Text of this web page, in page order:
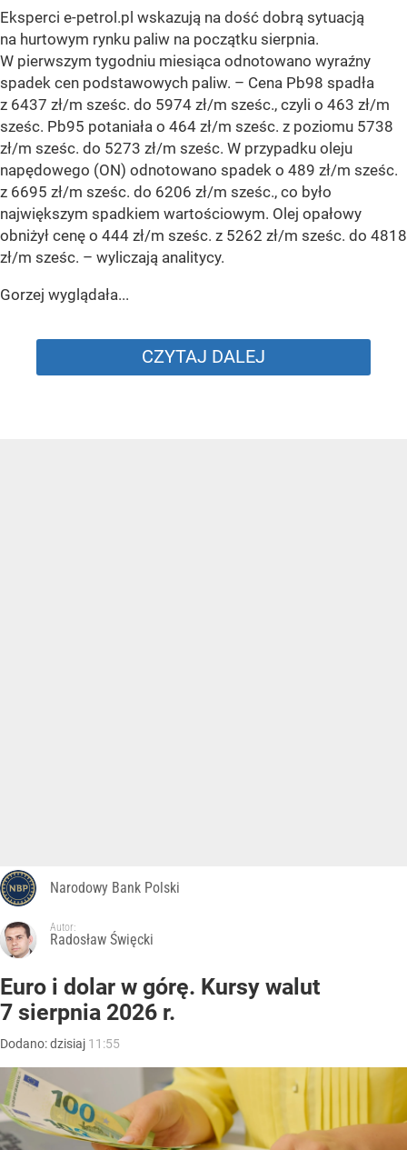
Eksperci e-petrol.pl wskazują na dość dobrą sytuacją
na hurtowym rynku paliw na początku sierpnia.
W pierwszym tygodniu miesiąca odnotowano wyraźny
spadek cen podstawowych paliw. – Cena Pb98 spadła
z 6437 zł/m sześc. do 5974 zł/m sześc., czyli o 463 zł/m
sześc. Pb95 potaniała o 464 zł/m sześc. z poziomu 5738
zł/m sześc. do 5273 zł/m sześc. W przypadku oleju
napędowego (ON) odnotowano spadek o 489 zł/m sześc.
z 6695 zł/m sześc. do 6206 zł/m sześc., co było
największym spadkiem wartościowym. Olej opałowy
obniżył cenę o 444 zł/m sześc. z 5262 zł/m sześc. do 4818
zł/m sześc. – wyliczają analitycy.
Gorzej wyglądała...
CZYTAJ DALEJ
Narodowy Bank Polski
Autor:
Radosław Święcki
Euro i dolar w górę. Kursy walut
7 sierpnia 2026 r.
Dodano:dzisiaj 11:55